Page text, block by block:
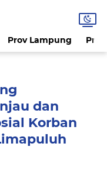
Prov Lampung
dan
Korban